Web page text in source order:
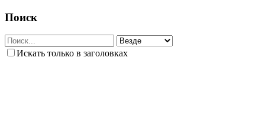
Поиск
Искать только в заголовках